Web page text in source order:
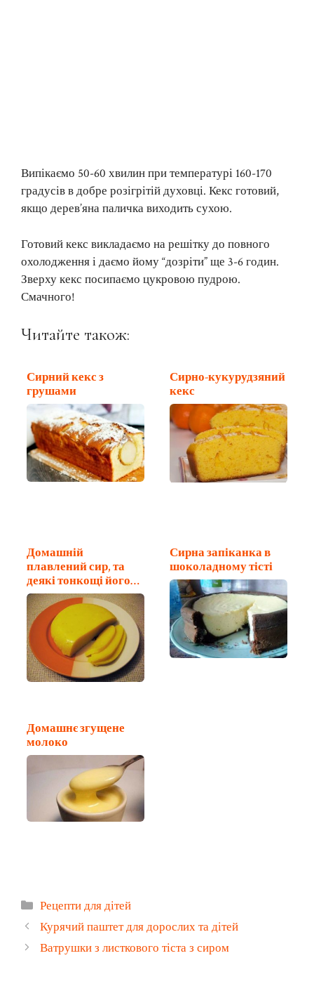
Випікаємо 50-60 хвилин при температурі 160-170
градусів в добре розігрітій духовці. Кекс готовий,
якщо дерев’яна паличка виходить сухою.
Готовий кекс викладаємо на решітку до повного
охолодження і даємо йому “дозріти” ще 3-6 годин.
Зверху кекс посипаємо цукровою пудрою.
Смачного!
Читайте також:
Сирний кекс з
грушами
Сирно-кукурудзяний
кекс
Домашній
плавлений сир, та
деякі тонкощі його
приготування
Сирна запіканка в
шоколадному тісті
Домашнє згущене
молоко
Категорії
Рецепти для дітей
Курячий паштет для дорослих та дітей
Ватрушки з листкового тіста з сиром